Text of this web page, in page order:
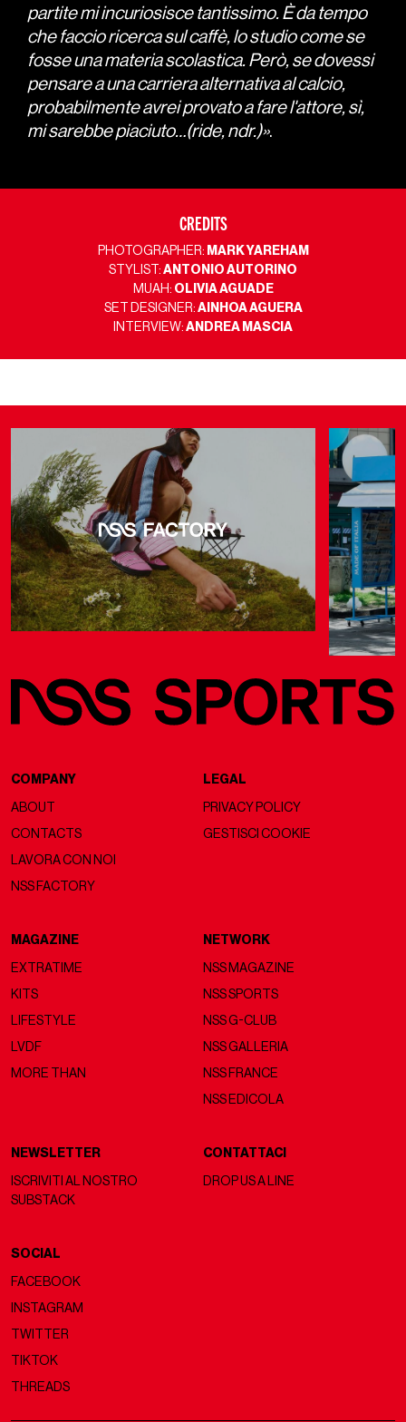
partite mi incuriosisce tantissimo. È da tempo
che faccio ricerca sul caffè, lo studio come se
fosse una materia scolastica. Però, se dovessi
pensare a una carriera alternativa al calcio,
probabilmente avrei provato a fare l'attore, sì,
mi sarebbe piaciuto…(ride, ndr.)».
CREDITS
PHOTOGRAPHER: MARK YAREHAM
STYLIST: ANTONIO AUTORINO
MUAH: OLIVIA AGUADE
SET DESIGNER: AINHOA AGUERA
INTERVIEW: ANDREA MASCIA
COMPANY
ABOUT
CONTACTS
LAVORA CON NOI
NSS FACTORY
LEGAL
PRIVACY POLICY
GESTISCI COOKIE
MAGAZINE
EXTRATIME
KITS
LIFESTYLE
LVDF
MORE THAN
NETWORK
NSS MAGAZINE
NSS SPORTS
NSS G-CLUB
NSS GALLERIA
NSS FRANCE
NSS EDICOLA
NEWSLETTER
ISCRIVITI AL NOSTRO
SUBSTACK
CONTATTACI
DROP US A LINE
SOCIAL
FACEBOOK
INSTAGRAM
TWITTER
TIKTOK
THREADS